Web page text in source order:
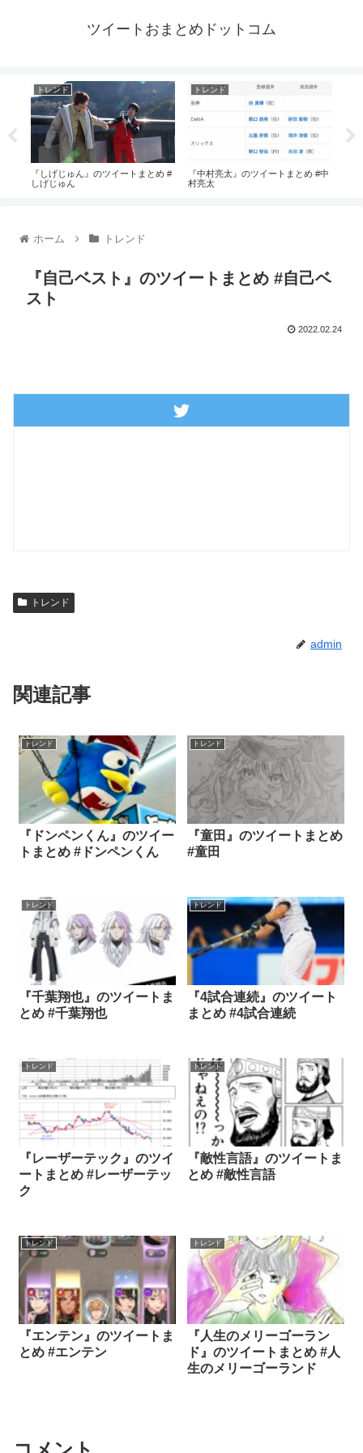
ツイートおまとめドットコム
トレンド
『しげじゅん』のツイートまとめ #
しげじゅん
トレンド
『中村亮太』のツイートまとめ #中
村亮太
ホーム トレンド
『自己ベスト』のツイートまとめ #自己ベ
スト
2022.02.24
トレンド
admin
関連記事
トレンド
『ドンペンくん』のツイー
トまとめ #ドンペンくん
トレンド
『童田』のツイートまとめ
#童田
トレンド
『千葉翔也』のツイートま
とめ #千葉翔也
トレンド
『4試合連続』のツイート
まとめ #4試合連続
トレンド
『レーザーテック』のツイ
ートまとめ #レーザーテッ
ク
トレンド
『敵性言語』のツイートま
とめ #敵性言語
トレンド
『エンテン』のツイートま
とめ #エンテン
トレンド
『人生のメリーゴーラン
ド』のツイートまとめ #人
生のメリーゴーランド